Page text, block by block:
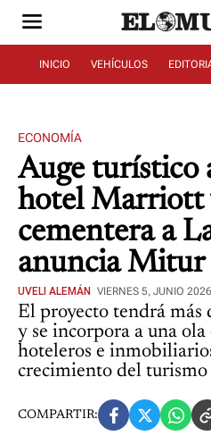
INICIO VEHÍCULOS
ECONOMÍA
Auge turístico
hotel Marriott
cementera a
anuncia Mitur
UVELI ALEMÁN VIERNES 5, JUNIO
El proyecto tendrá más
y se incorpora a una
hoteleros e
crecimiento del
COMPARTIR: